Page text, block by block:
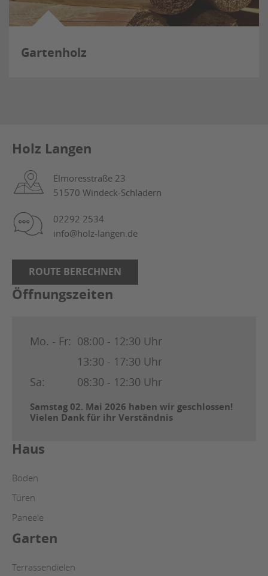
Gartenholz
Holz Langen
Elmoresstraße 23
51570 Windeck-Schladern
02292 2534
info@holz-langen.de
ROUTE BERECHNEN
Öffnungszeiten
Mo. - Fr: 08:00 - 12:30 Uhr
13:30 - 17:30 Uhr
Sa:
08:30 - 12:30 Uhr
Samstag 02. Mai 2026 haben wir geschlossen!
Vielen Dank für ihr Verständnis
Haus
Boden
Türen
Paneele
Garten
Terrassendielen